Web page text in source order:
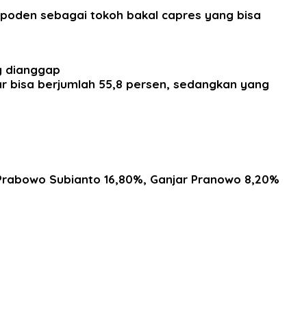
sebagai tokoh bakal capres yang bisa
dianggap
berjumlah 55,8 persen, sedangkan yang
Subianto 16,80%, Ganjar Pranowo 8,20%